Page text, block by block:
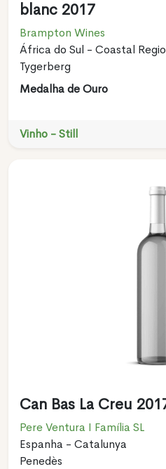
blanc 2017
Brampton Wines
África do Sul - Coastal
Tygerberg
Medalha de Ouro
Vinho - Still
Can Bas La Creu
Pere Ventura I Família SL
Espanha - Catalunya
Penedès